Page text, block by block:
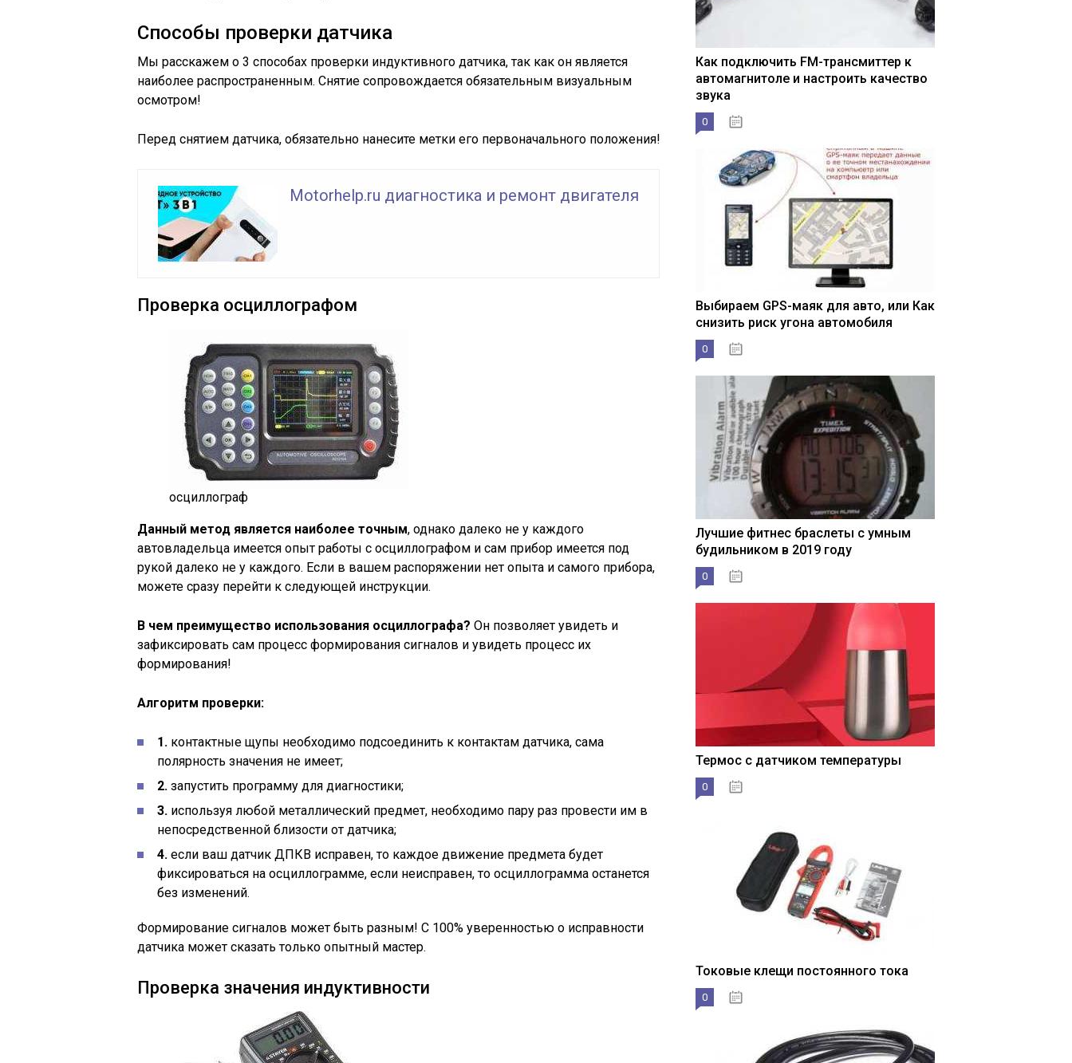
Способы проверки датчика
Мы расскажем о 3 способах проверки индуктивного датчика, так как он является
наиболее распространенным. Снятие сопровождается обязательным визуальным
осмотром!
Перед снятием датчика, обязательно нанесите метки его первоначального положения!
Motorhelp.ru диагностика и ремонт двигателя
Проверка осциллографом
осциллограф
Данный метод является наиболее точным, однако далеко не у каждого
автовладельца имеется опыт работы с осциллографом и сам прибор имеется под
рукой далеко не у каждого. Если в вашем распоряжении нет опыта и самого прибора,
можете сразу перейти к следующей инструкции.
В чем преимущество использования осциллографа? Он позволяет увидеть и
зафиксировать сам процесс формирования сигналов и увидеть процесс их
формирования!
Алгоритм проверки:
1. контактные щупы необходимо подсоединить к контактам датчика, сама
полярность значения не имеет;
2. запустить программу для диагностики;
3. используя любой металлический предмет, необходимо пару раз провести им в
непосредственной близости от датчика;
4. если ваш датчик ДПКВ исправен, то каждое движение предмета будет
фиксироваться на осциллограмме, если неисправен, то осциллограмма останется
без изменений.
Формирование сигналов может быть разным! С 100% уверенностью о исправности
датчика может сказать только опытный мастер.
Проверка значения индуктивности
Как подключить FM-трансмиттер к
автомагнитоле и настроить качество
звука
0
Выбираем GPS-маяк для авто, или Как
снизить риск угона автомобиля
0
Лучшие фитнес браслеты с умным
будильником в 2019 году
0
Термос с датчиком температуры
0
Токовые клещи постоянного тока
0